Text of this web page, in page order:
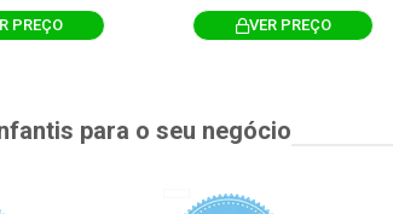
PREÇO VER PREÇO
para o seu negócio